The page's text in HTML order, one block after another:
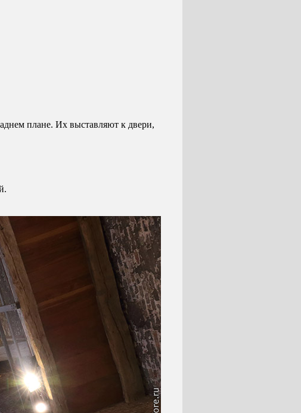
плане. Их выставляют к двери,